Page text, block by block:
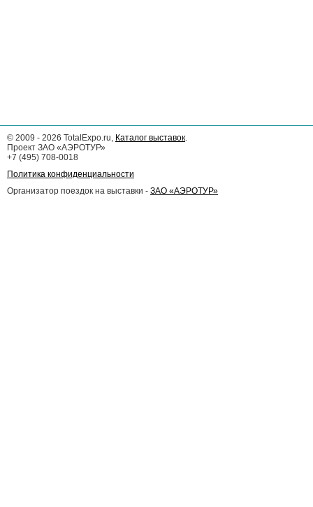
© 2009 - 2026 TotalExpo.ru, Каталог выставок.
Проект ЗАО «АЭРОТУР»
+7 (495) 708-0018
Политика конфиденциальности
Организатор поездок на выставки - ЗАО «АЭРОТУР»